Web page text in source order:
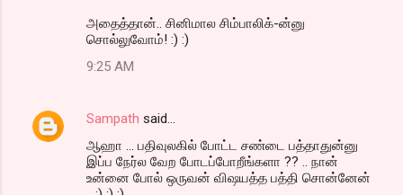
அதைத்தான்.. சினிமால சிம்பாலிக்-ன்னு
சொல்லுவோம்! :) :)
9:25 AM
Sampath said…
ஆஹா ... பதிவுலகில் போட்ட சண்டை பத்தாதுன்னு
இப்ப நேர்ல வேற போடப்போறீங்களா ?? .. நான்
உன்னை போல் ஒருவன் விஷயத்த பத்தி சொன்னேன்